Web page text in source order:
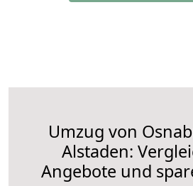
Umzug von
Alstaden:
Angebote und